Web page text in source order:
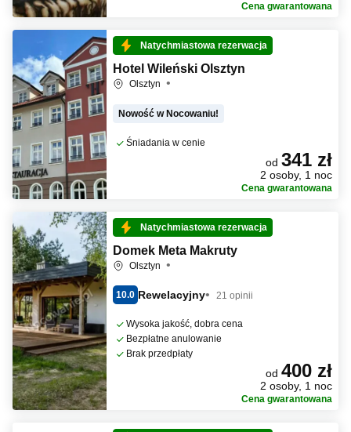
Cena gwarantowana
Natychmiastowa rezerwacja
Hotel Wileński Olsztyn
Olsztyn
Nowość w Nocowaniu!
Śniadania w cenie
od 341 zł
2 osoby, 1 noc
Cena gwarantowana
Natychmiastowa rezerwacja
Domek Meta Makruty
Olsztyn
10.0 Rewelacyjny 21 opinii
Wysoka jakość, dobra cena
Bezpłatne anulowanie
Brak przedpłaty
od 400 zł
2 osoby, 1 noc
Cena gwarantowana